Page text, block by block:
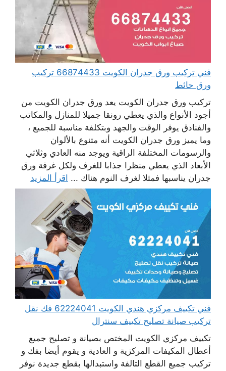
فني تركيب ورق جدران الكويت 66874433 تركيب
ورق حائط
تركيب ورق جدران الكويت يعد ورق جدران الكويت من
أجود الأنواع والذي يعطي رونقا جميلا للمنازل والمكاتب
والفنادق يوفر الوقت والجهد وبتكلفة مناسبة للجميع ،
وما يميز ورق جدران الكويت أنه متنوع بالألوان
والرسومات المختلفة الراقية ويوجد منه العادي وثلاثي
الأبعاد الذي يعطي منظرا جذابا للغرف ولكل غرفة ورق
جدران يناسبها فمثلا لغرف النوم هناك ... اقرأ المزيد
فني تكييف مركزي هندي الكويت 62224041 فك نقل
تركيب صيانة تصليح تكييف سنترال
تكييف مركزي الكويت المختص بصيانة و تصليح جميع
أعطال المكيفات المركزية و العادية و يقوم أيضا بفك و
تركيب جميع القطع التالفة واستبدالها بقطع جديدة نوفر